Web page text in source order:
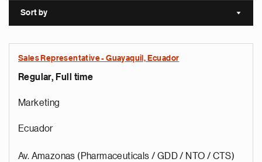
Sort by Sort
Sales Representative - Guayaquil, Ecuador
Regular, Full time
Marketing
Ecuador
Av. Amazonas (Pharmaceuticals / GDD / NTO / CTS)